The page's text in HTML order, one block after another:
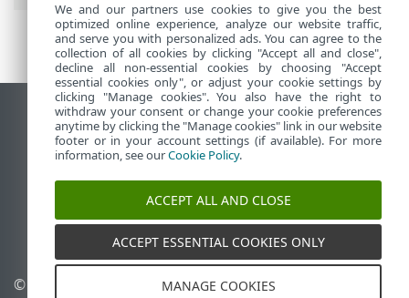
Zobraziť stránku ako na počítači
End of Life
Databáza znalostí ESET
ESET Fórum
ESET Status Portal
Technická podpora
© 1992 - 2026 ESET,
Spravovať súbory cookie
We and our partners use cookies to give you the best
optimized online experience, analyze our website traffic,
and serve you with personalized ads. You can agree to the
collection of all cookies by clicking "Accept all and close",
decline all non-essential cookies by choosing "Accept
essential cookies only", or adjust your cookie settings by
clicking "Manage cookies". You also have the right to
withdraw your consent or change your cookie preferences
anytime by clicking the "Manage cookies" link in our website
footer or in your account settings (if available). For more
information, see ourCookie Policy.
ACCEPT ALL AND CLOSE
ACCEPT ESSENTIAL COOKIES ONLY
MANAGE COOKIES